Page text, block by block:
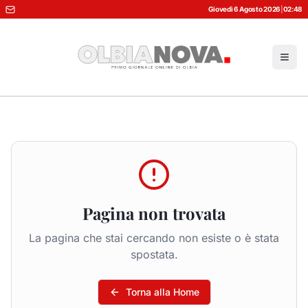
Giovedì 6 Agosto 2026 02:48
Pagina non trovata
La pagina che stai cercando non esiste o è stata
spostata.
Torna alla Home